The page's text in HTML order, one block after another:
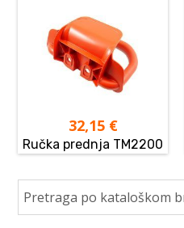
32,15 €
Ručka prednja TM2200